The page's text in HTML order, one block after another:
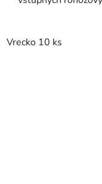
Vrecko 10 ks